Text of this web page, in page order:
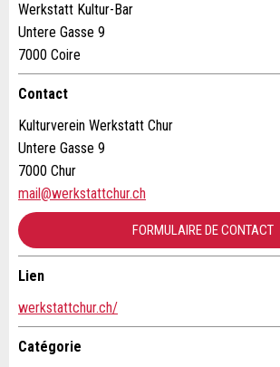
Nachricht
* Saisie nécessaire
Pour des raisons d'assurance qualité
mail est transmise à guidle
Fermer
RECOMMANDER L'ANNONCE
Fermer
Rue et N° *:
NPA / Lieu *:
E-mail *:
Message:
Werkstatt Kultur-Bar
Untere Gasse 9
7000 Coire
Contact
Kulturverein Werkstatt Chur
Untere Gasse 9
7000 Chur
mail@werkstattchur.ch
FORMULAIRE DE CONTACT
Contact
Composez un message à la personne de
Lien
werkstattchur.ch/
Catégorie